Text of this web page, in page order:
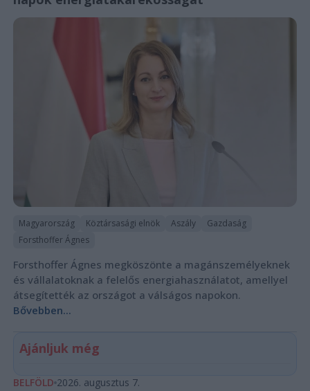
Magyarország Köztársasági elnök Aszály
Gazdaság
Forsthoffer Ágnes
Forsthoffer Ágnes megköszönte a magánszemélyeknek
és vállalatoknak a felelős energiahasználatot, amellyel
átsegítették az országot a válságos napokon.
Bővebben...
Ajánljuk még
BELFÖLD 2026. augusztus 7.